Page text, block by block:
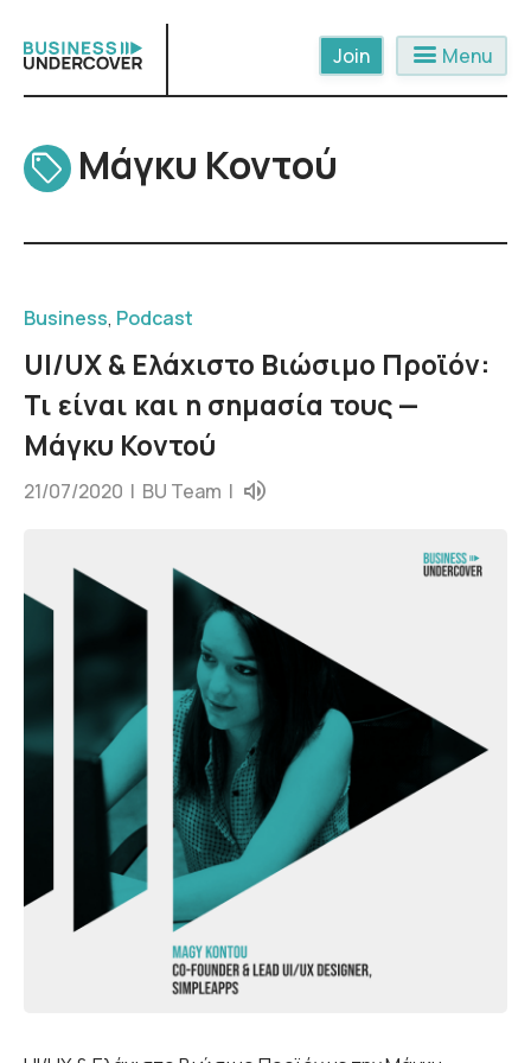
content
menu Menu
Μάγκυ Κοντού
Business, Podcast
UI/UX & Ελάχιστο Βιώσιμο Προϊόν:
Τι είναι και η σημασία τους —
Μάγκυ Κοντού
21/07/2020 | BU Team |